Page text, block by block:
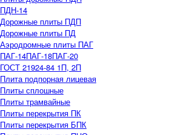
ПДН-14
Дорожные плиты ПДП
Дорожные плиты ПД
Аэродромные плиты ПАГ
ПАГ-14ПАГ-18ПАГ-20
ГОСТ 21924-84 1П, 2П
Плита подпорная лицевая
Плиты сплошные
Плиты трамвайные
Плиты перекрытия ПК
Плиты перекрытия БПК